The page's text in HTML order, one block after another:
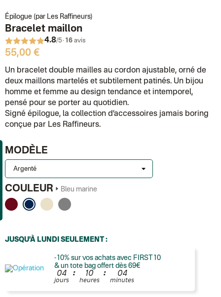
Épilogue (par Les Raffineurs)
Bracelet maillon
4.8/5· 16 avis
55,00 €
Un bracelet double mailles au cordon ajustable, orné de
deux maillons martelés et subtilement patinés. Un bijou
homme et femme au design tendance et intemporel,
pensé pour se porter au quotidien.
Signé épilogue, la collection d’accessoires jamais boring
conçue par Les Raffineurs.
MODÈLE
COULEUR Bleu marine
JUSQU'À LUNDI SEULEMENT :
-10% sur vos achats avec FIRST10
& un tote bag offert dès 69€
04
jours
: 10
heures
: 04
minutes